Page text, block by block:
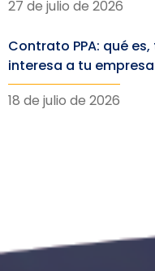
27 de julio de 2026
Contrato PPA: qué
interesa a tu empresa
18 de julio de 2026